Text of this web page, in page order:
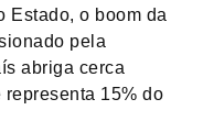
Estado, o boom da
pela
abriga cerca
representa 15% do